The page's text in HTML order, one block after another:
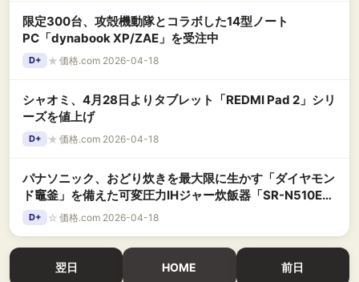
限定300台、攻殻機動隊とコラボした14型ノート
PC「dynabook XP/ZAE」を受注中
D+ ★ 価格.com 2026-04-18
シャオミ、4月28日よりタブレット「REDMI Pad 2」シリ
ーズを値上げ
D+ ★ 価格.com 2026-04-18
パナソニック、おどり炊きを最大限に生かす「ダイヤモン
ド竈釜」を備えた可変圧力IHジャー炊飯器「SR-N510E」
「SR-N518E」
D+ ☆ 価格.com 2026-04-18
翌日 HOME 前日